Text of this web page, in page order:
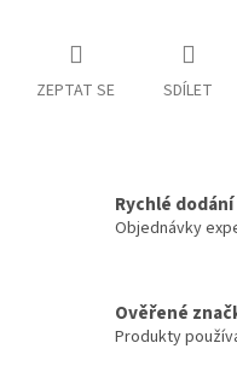
ZEPTAT SE SDÍLET
Rychlé dodání
Objednávky
Ověřené
Produkty